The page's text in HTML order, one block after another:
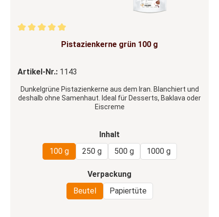
Durchschnittliche Bewertung von 5 von 5 Sternen
Pistazienkerne grün 100 g
Artikel-Nr.: 1143
Dunkelgrüne Pistazienkerne aus dem Iran. Blanchiert und
deshalb ohne Samenhaut. Ideal für Desserts, Baklava oder
Eiscreme
Inhalt
100 g
250 g 500 g 1000 g
Verpackung
Beutel
Papiertüte